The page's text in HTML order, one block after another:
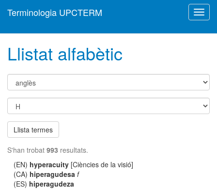
Terminologia UPCTERM
Llistat alfabètic
Llista termes
S'han trobat 993 resultats.
(EN) hyperacuity [Ciències de la visió]
(CA) hiperagudesa f
(ES) hiperagudeza